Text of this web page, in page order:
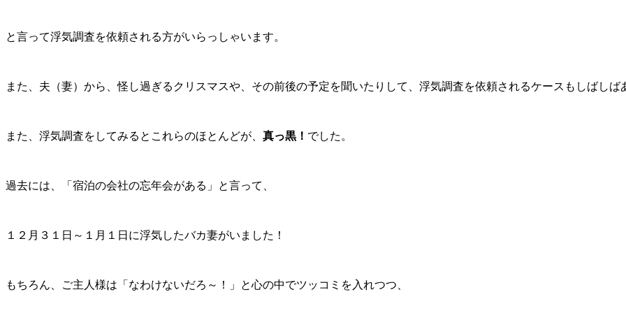
と言って浮気調査を依頼される方がいらっしゃいます。
また、夫（妻）から、怪し過ぎるクリスマスや、その前後の予定を聞いたりして、浮気調査を依頼されるケースもしばしば
また、浮気調査をしてみるとこれらのほとんどが、 真っ黒！ でした。
過去には、「宿泊の会社の忘年会がある」と言って、
１２月３１日～１月１日に浮気したバカ妻がいました！
もちろん、ご主人様は「なわけないだろ～！」と心の中でツッコミを入れつつ、